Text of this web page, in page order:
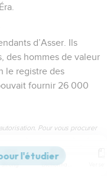
d’Asser. Ils
des hommes de valeur
le registre des
fournir 26 000
Pour vous procurer
Strong